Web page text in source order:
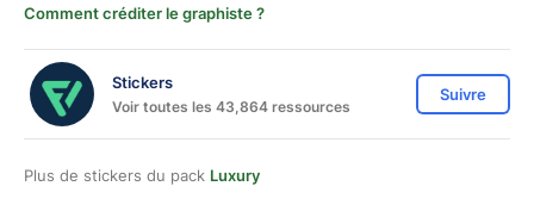
Comment créditer le graphiste ?
Stickers
Voir toutes les 43,864 ressources
Suivre
Plus de stickers du pack Luxury